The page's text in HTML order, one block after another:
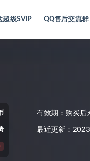
超级SVIP QQ售后交流群
有效期：购买后
最近更新：